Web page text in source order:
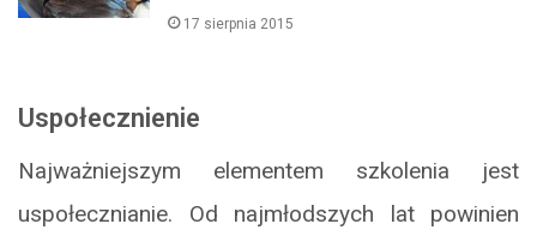
17 sierpnia 2015
Uspołecznienie
Najważniejszym elementem szkolenia jest
uspołecznianie. Od najmłodszych lat powinien